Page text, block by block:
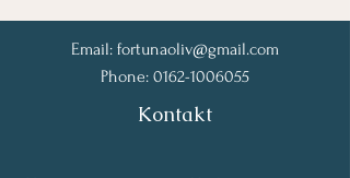
Email: fortunaoliv@gmail.com
Phone: 0162-1006055
Kontakt